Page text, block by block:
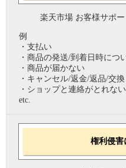
楽天市場 お客様サポー
例
・支払い
・商品の発送/到着日時につ
・商品が届かない
・キャンセル/返金/返品/交換
・ショップと連絡がとれない
etc.
権利侵害